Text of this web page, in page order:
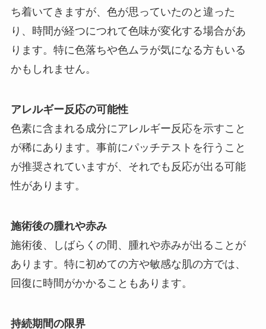
ち着いてきますが、色が思っていたのと違った
り、時間が経つにつれて色味が変化する場合があ
ります。特に色落ちや色ムラが気になる方もいる
かもしれません。
アレルギー反応の可能性
色素に含まれる成分にアレルギー反応を示すこと
が稀にあります。事前にパッチテストを行うこと
が推奨されていますが、それでも反応が出る可能
性があります。
施術後の腫れや赤み
施術後、しばらくの間、腫れや赤みが出ることが
あります。特に初めての方や敏感な肌の方では、
回復に時間がかかることもあります。
持続期間の限界